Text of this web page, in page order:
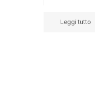
Leggi tutto